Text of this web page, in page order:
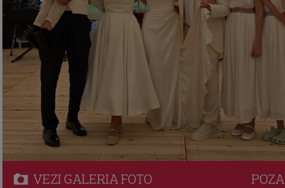
VEZI GALERIAFOTO POZA